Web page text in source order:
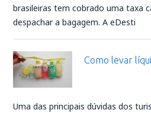
brasileiras tem cobrado uma taxa
despachar a bagagem. A eDesti
Como levar
Uma das principais dúvidas dos